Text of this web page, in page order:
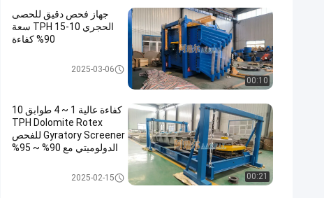
00:10
جهاز فحص دقيق للحصى
الحجري 10-15 TPH سعة
90% كفاءة
غربال شاشة الدوران2025-03-06
00:21
كفاءة عالية 1 ~ 4 طوابق 10
TPH Dolomite Rotex
Gyratory Screener للفحص
الدولوميتي مع 90% ~ 95%
غربال شاشة الدوران2025-02-15